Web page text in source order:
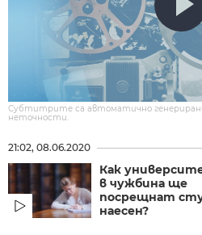
Субтитрите са автоматично
неточности.
21:02, 08.06.2020
Как
в чужбина ще
посрещнат
наесен?